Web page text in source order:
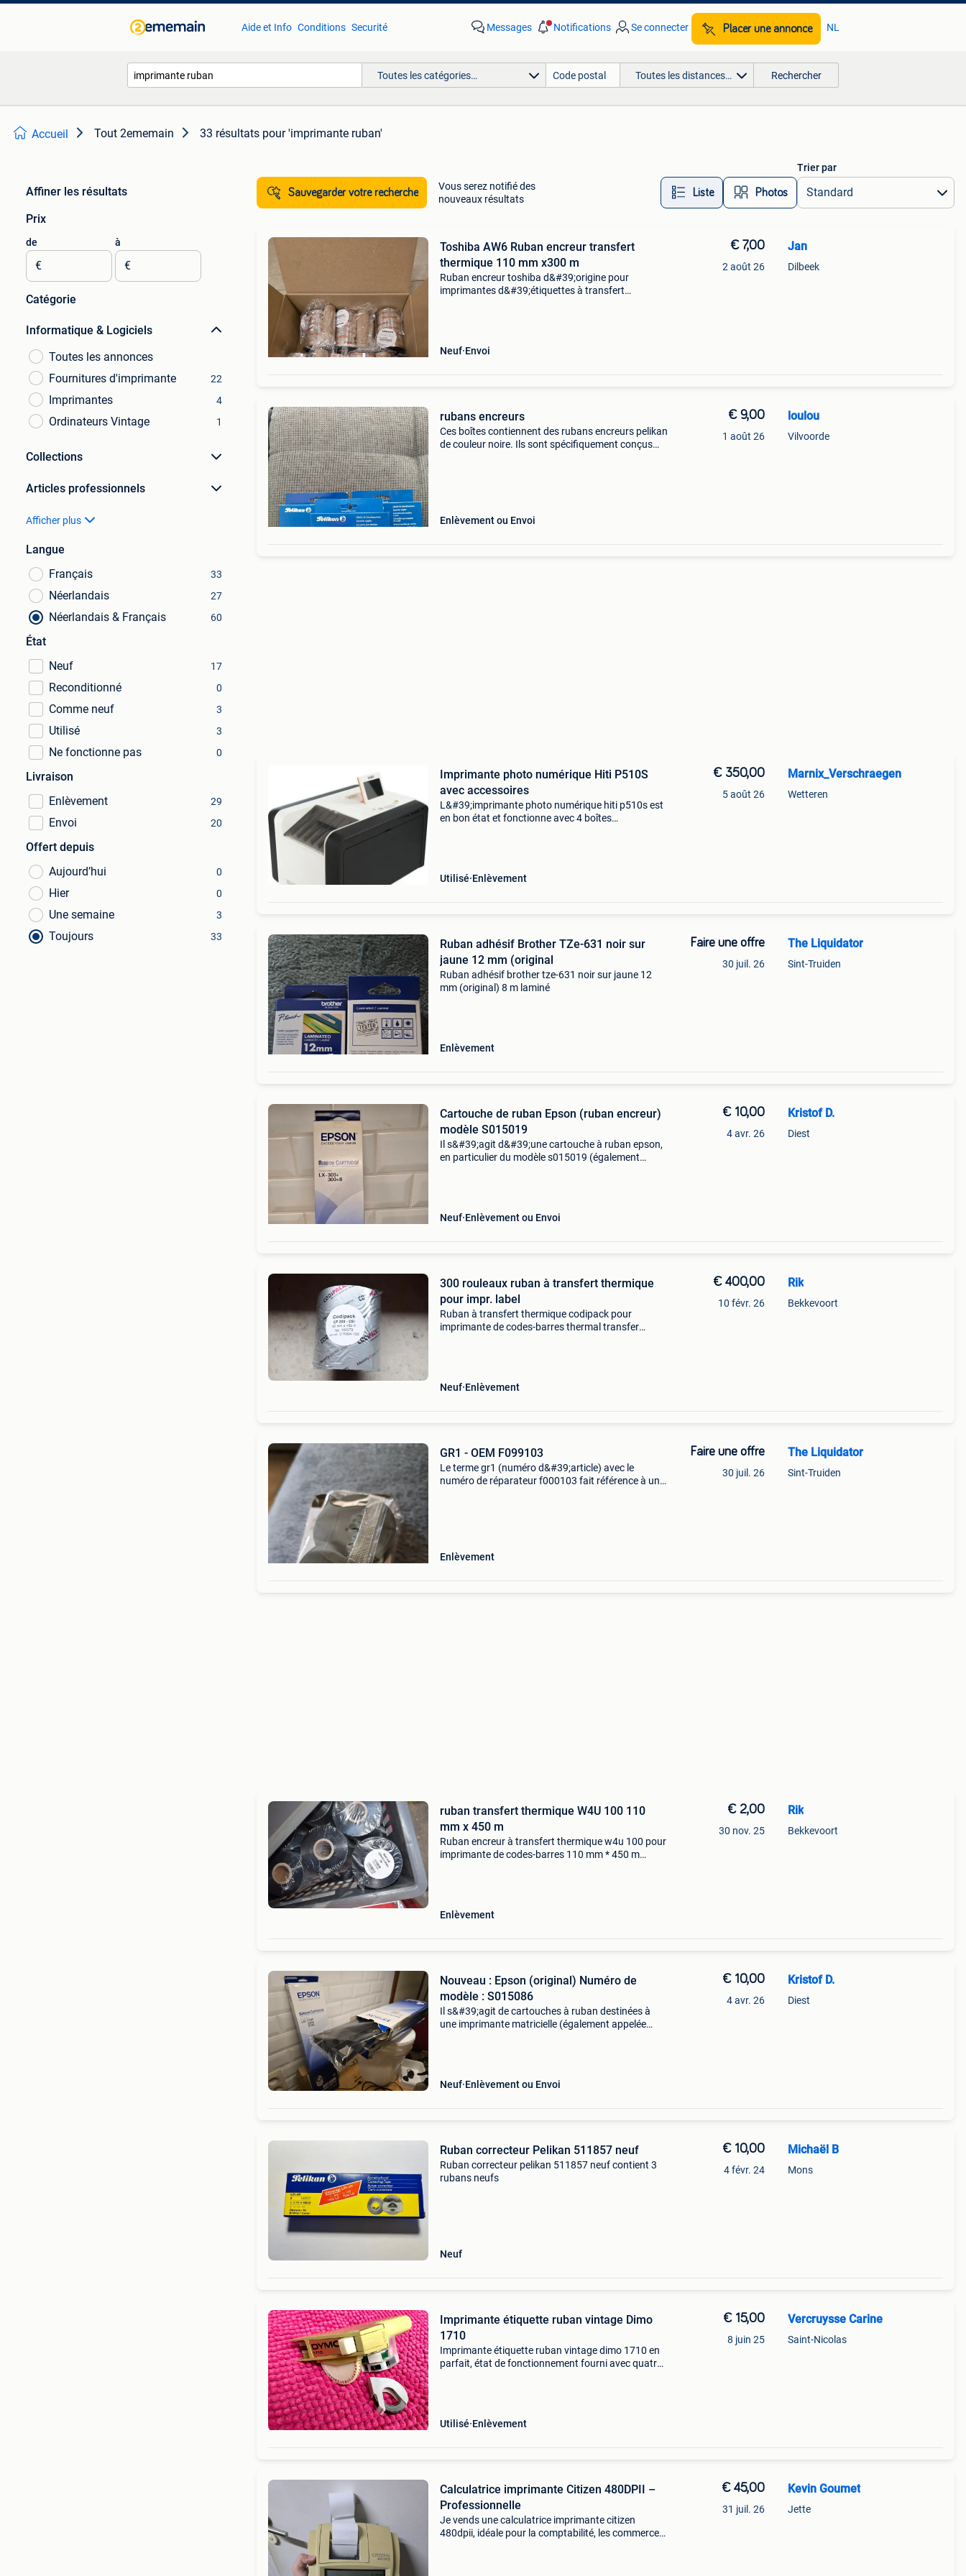
Aide et Info Conditions Securité Messages Notifications Se connecter Placer une annonce NL
Toutes les catégories… Toutes les distances… Rechercher
Accueil Tout 2ememain 33 résultats pour 'imprimante ruban'
Affiner les résultats
Prix
de
€
à
€
Catégorie
Informatique & Logiciels
Toutes les annonces
Fournitures d'imprimante
22
Imprimantes 4
Ordinateurs Vintage 1
Collections
Articles professionnels
Afficher plus
Langue
Français
33
Néerlandais 27
Néerlandais & Français 60
État
Neuf
17
Reconditionné 0
Comme neuf 3
Utilisé 3
Ne fonctionne pas 0
Livraison
Enlèvement
29
Envoi 20
Offert depuis
Aujourd’hui
0
Hier 0
Une semaine 3
Toujours 33
Sauvegarder votre recherche
Vous serez notifié des
nouveaux résultats
Liste Photos
Trier par
Toshiba AW6 Ruban encreur transfert
thermique 110 mm x300 m
Ruban encreur toshiba d&#39;origine pour
imprimantes d&#39;étiquettes à transfert
Neuf Envoi
€ 7,00
2 août 26
Jan
Dilbeek
rubans encreurs
Ces boîtes contiennent des rubans encreurs pelikan
de couleur noire. Ils sont spécifiquement conçus
Enlèvement ou Envoi
€ 9,00
1 août 26
loulou
Vilvoorde
Imprimante photo numérique Hiti P510S
avec accessoires
L&#39;imprimante photo numérique hiti p510s est
en bon état et fonctionne avec 4 boîtes
Utilisé Enlèvement
€ 350,00
5 août 26
Marnix_Verschraegen
Wetteren
Ruban adhésif Brother TZe-631 noir sur
jaune 12 mm (original
Ruban adhésif brother tze-631 noir sur jaune 12
mm (original) 8 m laminé
Enlèvement
Faire une offre
30 juil. 26
The Liquidator
Sint-Truiden
Cartouche de ruban Epson (ruban encreur)
modèle S015019
Il s&#39;agit d&#39;une cartouche à ruban epson,
en particulier du modèle s015019 (également
Neuf Enlèvement ou Envoi
€ 10,00
4 avr. 26
Kristof D.
Diest
300 rouleaux ruban à transfert thermique
pour impr. label
Ruban à transfert thermique codipack pour
imprimante de codes-barres thermal transfer
Neuf Enlèvement
€ 400,00
10 févr. 26
Rik
Bekkevoort
GR1 - OEM F099103
Le terme gr1 (numéro d&#39;article) avec le
numéro de réparateur f000103 fait référence à un
Enlèvement
Faire une offre
30 juil. 26
The Liquidator
Sint-Truiden
ruban transfert thermique W4U 100 110
mm x 450 m
Ruban encreur à transfert thermique w4u 100 pour
imprimante de codes-barres 110 mm * 450 m
Enlèvement
€ 2,00
30 nov. 25
Rik
Bekkevoort
Nouveau : Epson (original) Numéro de
modèle : S015086
Il s&#39;agit de cartouches à ruban destinées à
une imprimante matricielle (également appelée
Neuf Enlèvement ou Envoi
€ 10,00
4 avr. 26
Kristof D.
Diest
Ruban correcteur Pelikan 511857 neuf
Ruban correcteur pelikan 511857 neuf contient 3
rubans neufs
Neuf
€ 10,00
4 févr. 24
Michaël B
Mons
Imprimante étiquette ruban vintage Dimo
1710
Imprimante étiquette ruban vintage dimo 1710 en
parfait, état de fonctionnement fourni avec quatre
Utilisé Enlèvement
€ 15,00
8 juin 25
Vercruysse Carine
Saint-Nicolas
Calculatrice imprimante Citizen 480DPII –
Professionnelle
Je vends une calculatrice imprimante citizen
480dpii, idéale pour la comptabilité, les commerces,
€ 45,00
31 juil. 26
Kevin Goumet
Jette